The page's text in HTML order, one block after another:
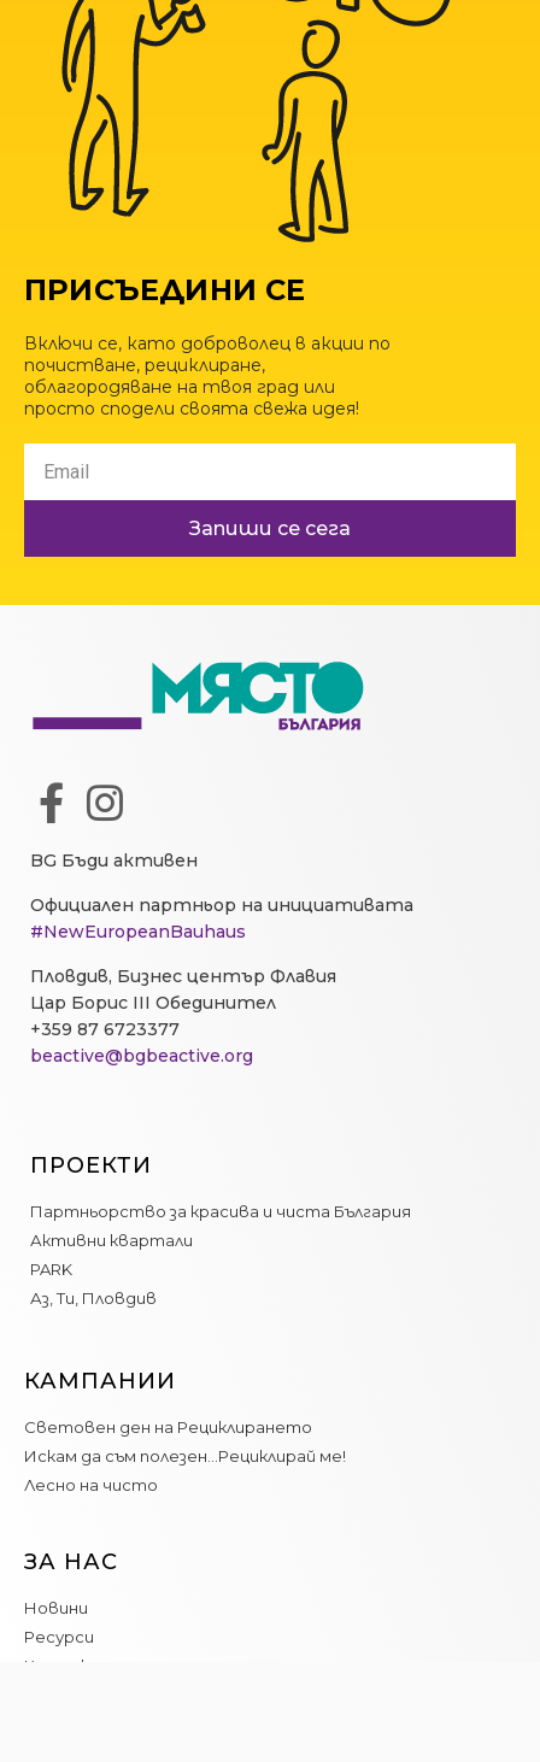
ПРИСЪЕДИНИ СЕ
Включи се, като доброволец в акции по
почистване, рециклиране,
облагородяване на твоя град или
просто сподели своята свежа идея!
Запиши се сега
BG Бъди активен
Официален партньор на инициативата
#NewEuropeanBauhaus
Пловдив, Бизнес център Флавия
Цар Борис III Обединител
+359 87 6723377
beactive@bgbeactive.org
ПРОЕКТИ
Партньорство за красива и чиста България
Активни квартали
PARK
Аз, Ти, Пловдив
КАМПАНИИ
Световен ден на Рециклирането
Искам да съм полезен…Рециклирай ме!
Лесно на чисто
ЗА НАС
Новини
Ресурси
Контакт